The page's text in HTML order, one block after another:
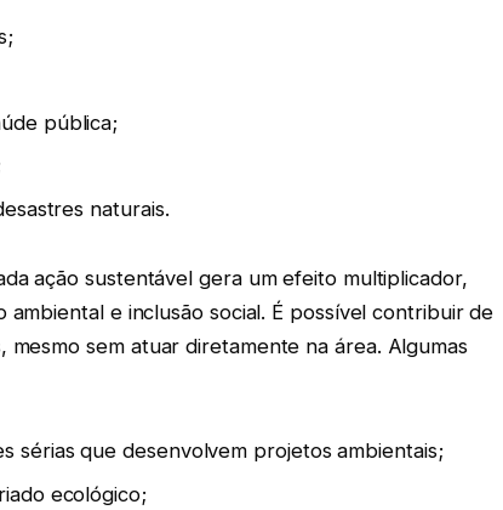
pública;
naturais.
ação sustentável gera um efeito multiplicador,
e inclusão social. É possível contribuir de
sem atuar diretamente na área. Algumas
sérias que desenvolvem projetos ambientais;
ecológico;